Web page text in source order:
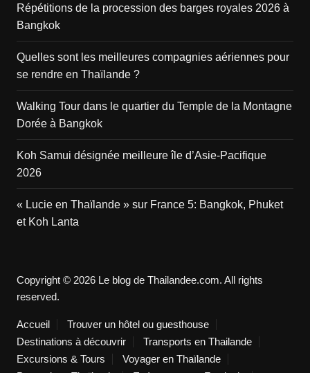
Répétitions de la procession des barges royales 2026 à
Bangkok
Quelles sont les meilleures compagnies aériennes pour
se rendre en Thaïlande ?
Walking Tour dans le quartier du Temple de la Montagne
Dorée à Bangkok
Koh Samui désignée meilleure île d’Asie-Pacifique
2026
« Lucie en Thaïlande » sur France 5: Bangkok, Phuket
et Koh Lanta
Copyright © 2026 Le blog de Thailandee.com. All rights
reserved.
Accueil
Trouver un hôtel ou guesthouse
Destinations à découvrir
Transports en Thailande
Excursions & Tours
Voyager en Thaïlande